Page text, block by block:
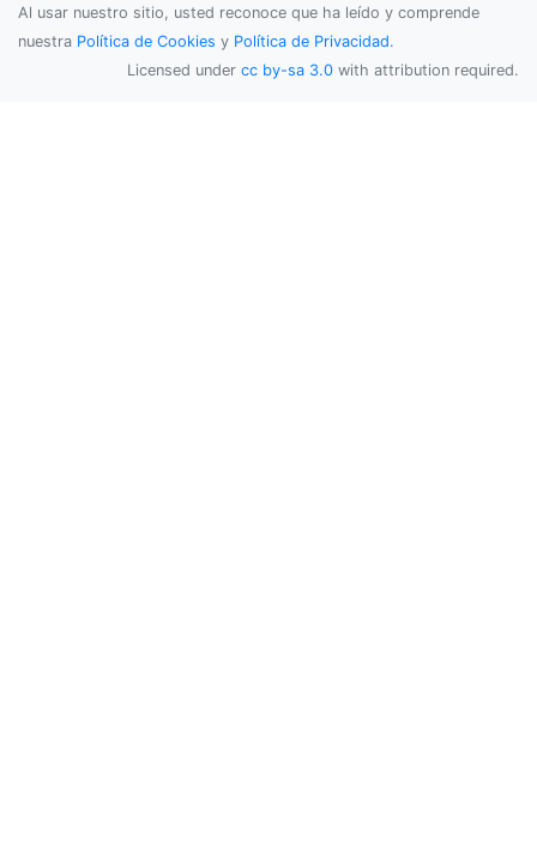
Al usar nuestro sitio, usted reconoce que ha leído y comprende
nuestra Política de Cookies y Política de Privacidad.
Licensed under cc by-sa 3.0 with attribution required.